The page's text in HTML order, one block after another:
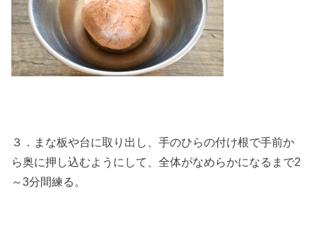
３．まな板や台に取り出し、手のひらの付け根で手前か
ら奥に押し込むようにして、全体がなめらかになるまで2
～3分間練る。